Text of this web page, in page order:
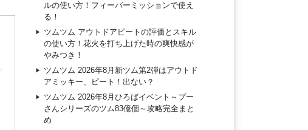
ルの使い方！フィーバーミッションで使え
る！
ツムツム アウトドアピートの評価とスキル
の使い方！花火を打ち上げた時の爽快感が
やみつき！
ツムツム 2026年8月新ツム第2弾はアウトド
アミッキー、ピート！出ない？
ツムツム 2026年8月ひろばイベント～プー
さんシリーズのツム83億個～攻略完全まと
め